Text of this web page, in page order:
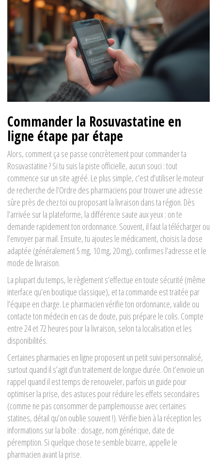
Commander la Rosuvastatine en
ligne étape par étape
Alors, comment ça se passe concrètement pour commander ta
Rosuvastatine ? Si tu suis la piste officielle, aucun souci : tout
commence sur un site agréé. Le plus simple, c’est d’utiliser le moteur
de recherche de l’Ordre des pharmaciens pour trouver une adresse
sûre près de chez toi ou proposant la livraison dans ta région. Dès
l’arrivée sur la plateforme, la différence saute aux yeux : on te
demande rapidement ton ordonnance. Souvent, il faut la télécharger ou
l’envoyer par mail. Ensuite, tu ajoutes le médicament, choisis la dose
adaptée (généralement 5 mg, 10 mg, 20 mg), confirmes l’adresse et le
mode de livraison.
La plupart du temps, le règlement s’effectue en toute sécurité (même
interface qu’en boutique classique), et ta commande est traitée par
l’équipe en charge. Le pharmacien vérifie ton ordonnance, valide ou
contacte ton médecin en cas de doute, puis prépare le colis. Compte
entre 24 et 72 heures pour la livraison, selon ta localisation et les
disponibilités.
Certaines pharmacies en ligne proposent un petit suivi personnalisé,
surtout quand il s’agit d’un traitement de longue durée. On t’envoie un
rappel quand il est temps de renouveler, parfois un guide pour
optimiser la prise, des astuces pour réduire les effets secondaires
(comme ne pas consommer de pamplemousse avec certaines
statines, détail qu’on oublie souvent !). Vérifie bien à la réception les
informations sur la boîte : dosage, nom générique, date de
péremption. Si quelque chose te semble bizarre, appelle le
pharmacien avant la prise.